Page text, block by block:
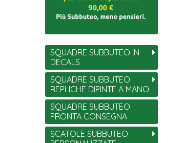
SQUADRE SUBBUTEO IN
DECALS
SQUADRE SUBBUTEO
REPLICHE DIPINTE A MANO
SQUADRE SUBBUTEO
PRONTA CONSEGNA
SCATOLE SUBBUTEO